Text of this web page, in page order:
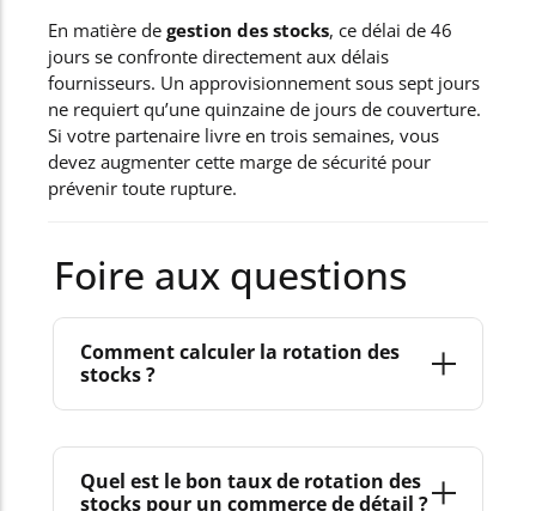
En matière de gestion des stocks, ce délai de 46
jours se confronte directement aux délais
fournisseurs. Un approvisionnement sous sept jours
ne requiert qu’une quinzaine de jours de couverture.
Si votre partenaire livre en trois semaines, vous
devez augmenter cette marge de sécurité pour
prévenir toute rupture.
Foire aux questions
Comment calculer la rotation des
stocks ?
Pourcalculer la rotation des stocks, divisez le
coût des produits venduspar lavaleur
moyenne des stocksconstatée sur l’exercice. Si ce
Quel est le bon taux de rotation des
stocks pour un commerce de détail ?